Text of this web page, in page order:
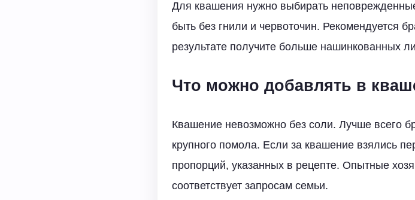
Для квашения нужно выбирать
быть без гнили и червоточин. Рекомендуется
результате получите больше нашинкованных
Что можно добавлять в
Квашение невозможно без соли. Лучше всего
крупного помола. Если за квашение взялись
пропорций, указанных в рецепте. Опытные
соответствует запросам семьи.